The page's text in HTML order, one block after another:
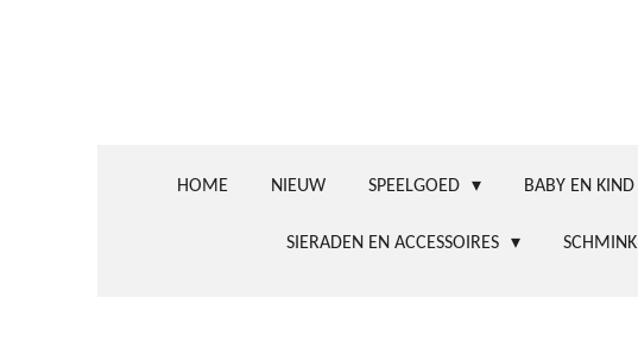
HOME NIEUW SPEELGOED BABY EN KIND
SIERADEN EN ACCESSOIRES SCHMINK